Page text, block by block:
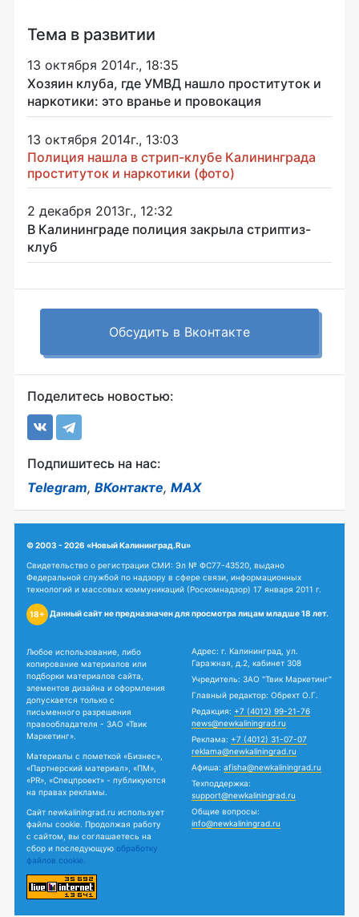
Тема в развитии
13 октября 2014г., 18:35
Хозяин клуба, где УМВД нашло проституток и
наркотики: это вранье и провокация
13 октября 2014г., 13:03
Полиция нашла в стрип-клубе Калининграда
проституток и наркотики (фото)
2 декабря 2013г., 12:32
В Калининграде полиция закрыла стриптиз-
клуб
Обсудить в Вконтакте
Поделитесь новостью:
Подпишитесь на нас:
Telegram, ВКонтакте, MAX
© 2003 - 2026 «Новый Калининград.Ru»
Свидетельство о регистрации СМИ: Эл № ФС77-43520, выдано
Федеральной службой по надзору в сфере связи, информационных
технологий и массовых коммуникаций (Роскомнадзор) 17 января 2011 г.
18+ Данный сайт не предназначен для просмотра лицам младше 18 лет.
Любое использование, либо
копирование материалов или
подборки материалов сайта,
элементов дизайна и оформления
допускается только с
письменного разрешения
правообладателя - ЗАО «Твик
Маркетинг».
Материалы с пометкой «Бизнес»,
«Партнерский материал», «ПМ»,
«PR», «Спецпроект» - публикуются
на правах рекламы.
Сайт newkaliningrad.ru использует
файлы cookie. Продолжая работу
с сайтом, вы соглашаетесь на
сбор и последующую обработку
файлов cookie.
Адрес: г. Калининград, ул.
Гаражная, д.2, кабинет 308
Учредитель: ЗАО "Твик Маркетинг"
Главный редактор: Обрехт О.Г.
Редакция: +7 (4012) 99-21-76
news@newkaliningrad.ru
Реклама: +7 (4012) 31-07-07
reklama@newkaliningrad.ru
Афиша: afisha@newkaliningrad.ru
Техподдержка:
support@newkaliningrad.ru
Общие вопросы:
info@newkaliningrad.ru